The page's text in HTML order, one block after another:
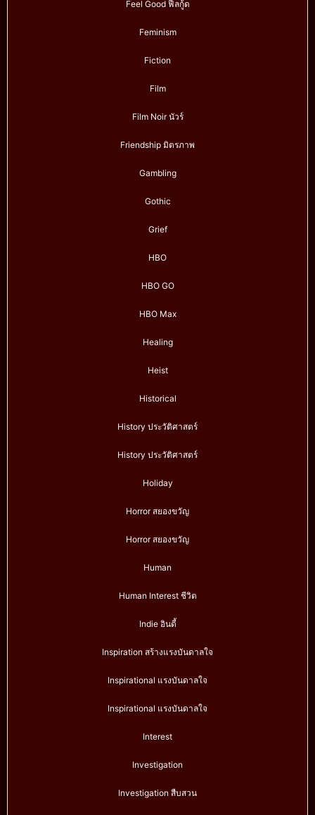
Feel Good ฟีลกู้ด
Feminism
Fiction
Film
Film Noir นัวร์
Friendship มิตรภาพ
Gambling
Gothic
Grief
HBO
HBO GO
HBO Max
Healing
Heist
Historical
History ประวัติศาสตร์
History ประวัติศาสตร์
Holiday
Horror สยองขวัญ
Horror สยองขวัญ
Human
Human Interest ชีวิต
Indie อินดี้
Inspiration สร้างแรงบันดาลใจ
Inspirational แรงบันดาลใจ
Inspirational แรงบันดาลใจ
Interest
Investigation
Investigation สืบสวน